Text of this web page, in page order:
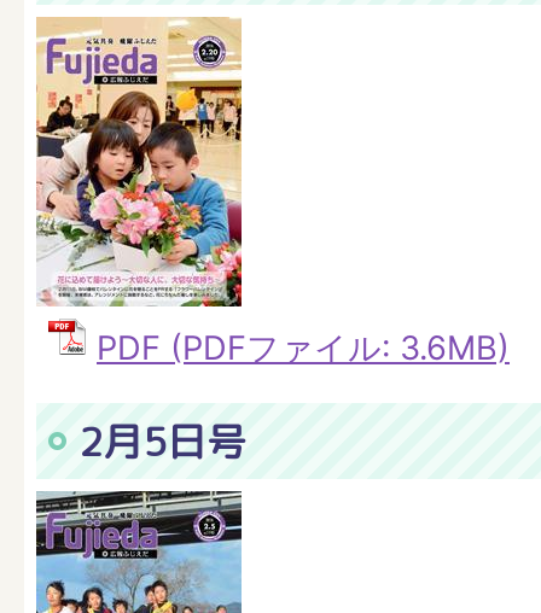
PDF (PDFファイル: 3.6MB)
2月5日号